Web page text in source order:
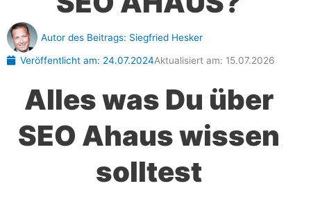
Autor des Beitrags: Siegfried Hesker
Veröffentlicht am: 24.07.2024Aktualisiert am: 15.07.2026
Alles was Du über
SEO Ahaus wissen
solltest